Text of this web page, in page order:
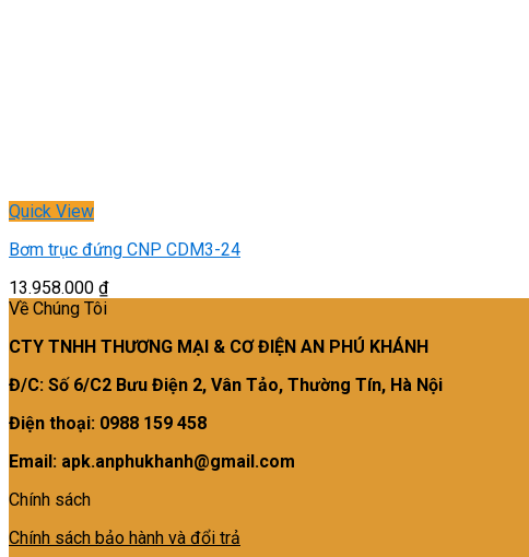
Quick View
Bơm trục đứng CNP CDM3-24
13.958.000 ₫
Về Chúng Tôi
CTY TNHH THƯƠNG MẠI & CƠ ĐIỆN AN PHÚ KHÁNH
Đ/C: Số 6/C2 Bưu Điện 2, Vân Tảo, Thường Tín, Hà Nội
Điện thoại: 0988 159 458
Email: apk.anphukhanh@gmail.com
Chính sách
Chính sách bảo hành và đổi trả